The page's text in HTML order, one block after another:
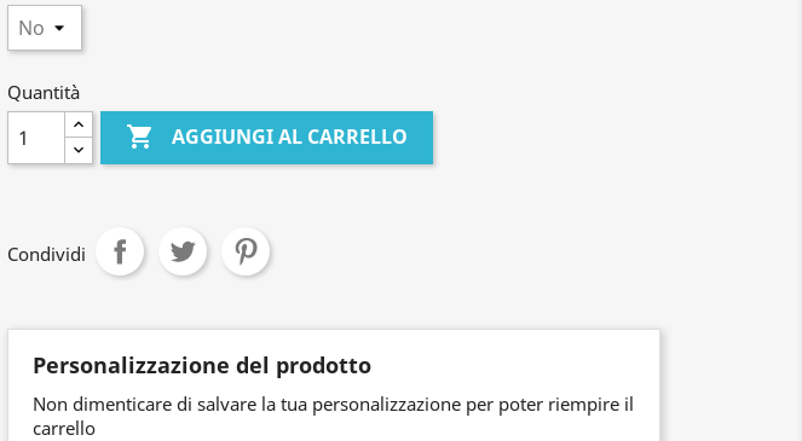
Quantità
 AGGIUNGI AL CARRELLO
Condividi
Personalizzazione del prodotto
Non dimenticare di salvare la tua personalizzazione per poter riempire il
carrello